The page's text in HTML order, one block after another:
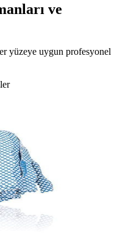
ve
yüzeye uygun profesyonel